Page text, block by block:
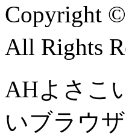
Copyright
All Rights
AHよさこ
いブラウ